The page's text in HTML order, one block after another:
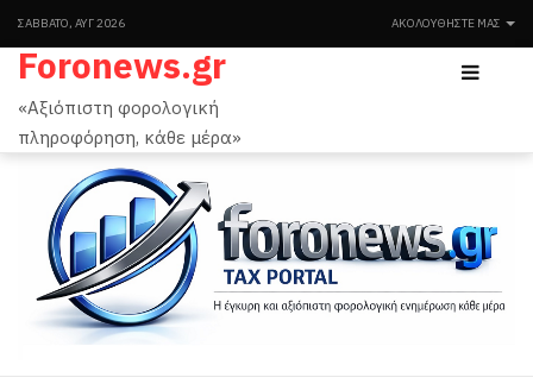
ΣΆΒΒΑΤΟ, ΑΥΓ 2026 ΑΚΟΛΟΥΘΉΣΤΕ ΜΑΣ
Foronews.gr
«Αξιόπιστη φορολογική
πληροφόρηση, κάθε μέρα»